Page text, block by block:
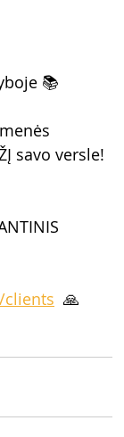
📚
savo versle!
  🙏